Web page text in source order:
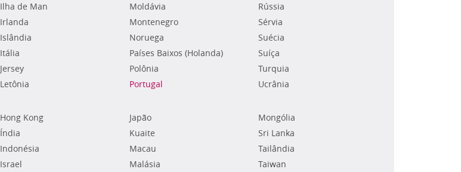
Ilha de Man
Irlanda
Islândia
Itália
Jersey
Letônia
Moldávia
Montenegro
Noruega
Países Baixos (Holanda)
Polônia
Portugal
Rússia
Sérvia
Suécia
Suíça
Turquia
Ucrânia
Hong Kong
Índia
Indonésia
Israel
Japão
Kuaite
Macau
Malásia
Mongólia
Sri Lanka
Tailândia
Taiwan